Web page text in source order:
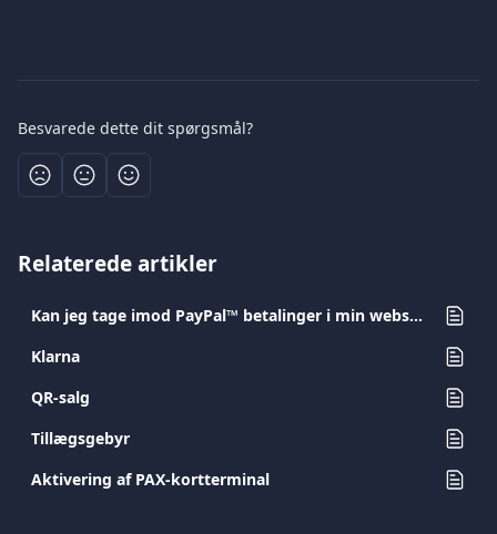
Besvarede dette dit spørgsmål?
Relaterede artikler
Kan jeg tage imod PayPal™ betalinger i min webshop?
Klarna
QR-salg
Τillægsgebyr
Aktivering af PAX-kortterminal